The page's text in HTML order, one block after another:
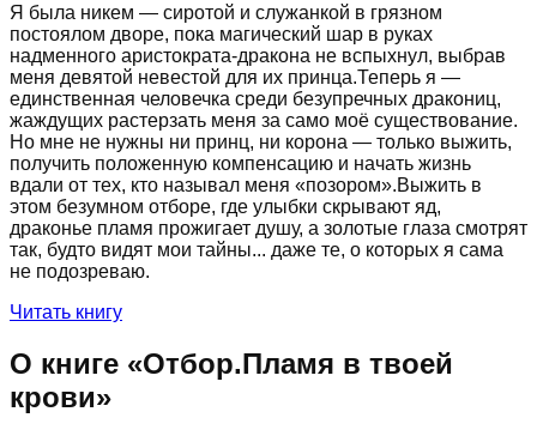
Я была никем — сиротой и служанкой в грязном
постоялом дворе, пока магический шар в руках
надменного аристократа-дракона не вспыхнул, выбрав
меня девятой невестой для их принца.Теперь я —
единственная человечка среди безупречных дракониц,
жаждущих растерзать меня за само моё существование.
Но мне не нужны ни принц, ни корона — только выжить,
получить положенную компенсацию и начать жизнь
вдали от тех, кто называл меня «позором».Выжить в
этом безумном отборе, где улыбки скрывают яд,
драконье пламя прожигает душу, а золотые глаза смотрят
так, будто видят мои тайны... даже те, о которых я сама
не подозреваю.
Читать книгу
О книге «Отбор.Пламя в твоей
крови»